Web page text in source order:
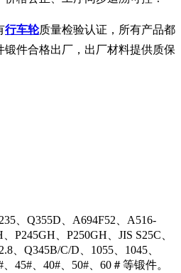
行车轮质量检验认证，所有产品都
件合格出厂，出厂材料提供质保
、Q355D、A694F52、A516-
P245GH、P250GH、JIS S25C、
、Q345B/C/D、1055、1045、
45#、40#、50#、60＃等锻件。